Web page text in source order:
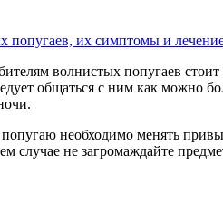
попугаев, их симптомы и
волнистых попугаев
общаться с ним как можно
необходимо менять
случае не загромаждайте